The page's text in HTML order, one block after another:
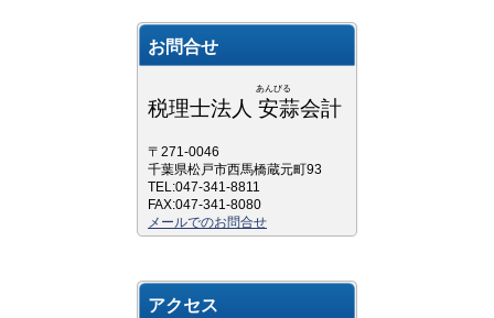
お問合せ
あんびる
税理士法人 安蒜会計
〒271-0046
千葉県松戸市西馬橋蔵元町93
TEL:047-341-8811
FAX:047-341-8080
メールでのお問合せ
アクセス